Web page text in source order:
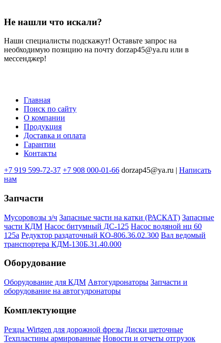
Не нашли что искали?
Наши специалисты подскажут! Оставьте запрос на
необходимую позицию на почту dorzap45@ya.ru или в
мессенджер!
Меню
подвале
Главная
Поиск по сайту
О компании
Продукция
Доставка и оплата
Гарантии
Контакты
+7 919 599-72-37 +7 908 000-01-66 dorzap45@ya.ru | Написать
нам
Запчасти
Мусоровозы з/ч Запасные части на катки (РАСКАТ) Запасные
части КДМ Насос битумный ДС-125 Насос водяной нц 60
125а Редуктор раздаточный КО-806.36.02.300 Вал ведомый
транспортера КДМ-130Б.31.40.000
Оборудование
Оборудование для КДМ Автогудронаторы Запчасти и
оборудование на автогудронаторы
Комплектующие
Резцы Wirtgen для дорожной фрезы Диски щеточные
Техпластины армированные Новости и отчеты отгрузок